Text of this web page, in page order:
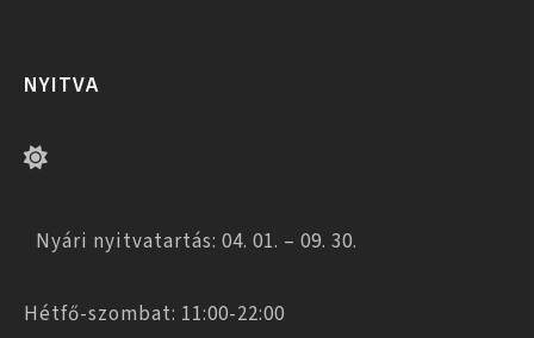
NYITVA
Nyári nyitvatartás: 04. 01. – 09. 30.
Hétfő-szombat: 11:00-22:00